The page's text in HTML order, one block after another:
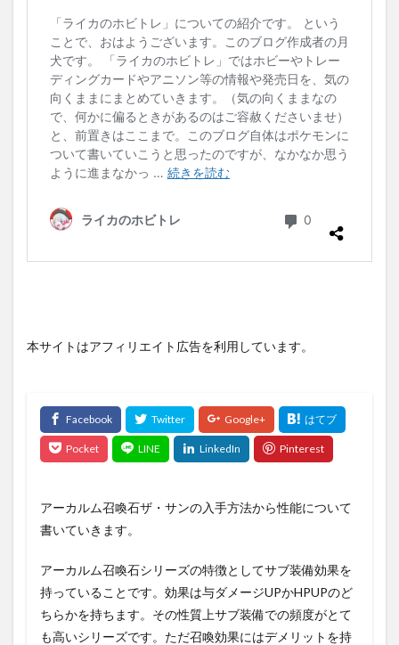
本サイトはアフィリエイト広告を利用しています。
アーカルム召喚石ザ・サンの入手方法から性能について
書いていきます。
アーカルム召喚石シリーズの特徴としてサブ装備効果を
持っていることです。効果は与ダメージUPかHPUPのど
ちらかを持ちます。その性質上サブ装備での頻度がとて
も高いシリーズです。ただ召喚効果にはデメリットを持